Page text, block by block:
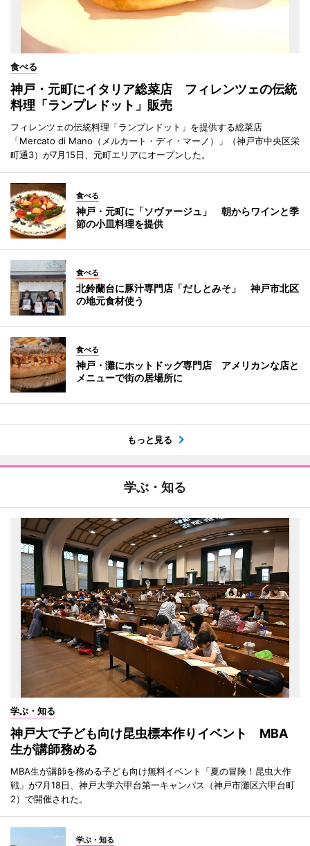
食べる
神戸・元町にイタリア総菜店 フィレンツェの伝統
料理「ランプレドット」販売
フィレンツェの伝統料理「ランプレドット」を提供する総菜店
「Mercato di Mano（メルカート・ディ・マーノ）」（神戸市中央区栄
町通3）が7月15日、元町エリアにオープンした。
食べる
神戸・元町に「ソヴァージュ」 朝からワインと季
節の小皿料理を提供
食べる
北鈴蘭台に豚汁専門店「だしとみそ」 神戸市北区
の地元食材使う
食べる
神戸・灘にホットドッグ専門店 アメリカンな店と
メニューで街の居場所に
もっと見る
学ぶ・知る
学ぶ・知る
神戸大で子ども向け昆虫標本作りイベント MBA
生が講師務める
MBA生が講師を務める子ども向け無料イベント「夏の冒険！昆虫大作
戦」が7月18日、神戸大学六甲台第一キャンパス（神戸市灘区六甲台町
2）で開催された。
学ぶ・知る